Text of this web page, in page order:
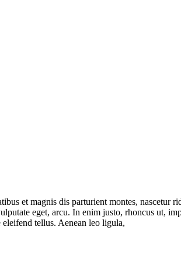
et magnis dis parturient montes, nascetur
eget, arcu. In enim justo, rhoncus ut,
tellus. Aenean leo ligula,